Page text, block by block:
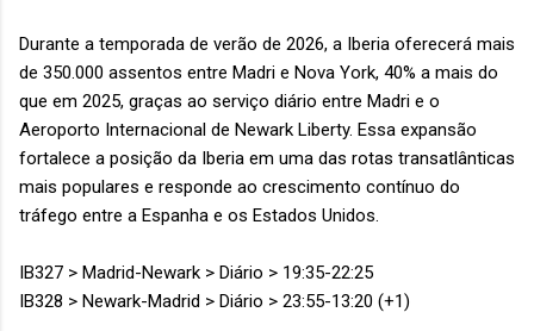
Durante a temporada de verão de 2026, a Iberia oferecerá mais
de 350.000 assentos entre Madri e Nova York, 40% a mais do
que em 2025, graças ao serviço diário entre Madri e o
Aeroporto Internacional de Newark Liberty. Essa expansão
fortalece a posição da Iberia em uma das rotas transatlânticas
mais populares e responde ao crescimento contínuo do
tráfego entre a Espanha e os Estados Unidos.
IB327 > Madrid-Newark > Diário > 19:35-22:25
IB328 > Newark-Madrid > Diário > 23:55-13:20 (+1)